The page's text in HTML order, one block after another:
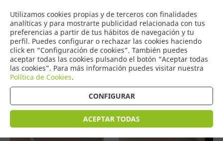
Utilizamos cookies propias y de terceros con finalidades
analíticas y para mostrarte publicidad relacionada con tus
preferencias a partir de tus hábitos de navegación y tu
perfil. Puedes configurar o rechazar las cookies haciendo
click en “Configuración de cookies”. También puedes
aceptar todas las cookies pulsando el botón “Aceptar todas
las cookies”. Para más información puedes visitar nuestra
Política de Cookies.
CONFIGURAR
ACEPTAR TODAS
0
COMERCIO
DE TORRIJOS
Productos (4587)
Ordenar por precio